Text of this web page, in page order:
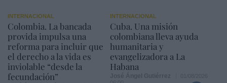
INTERNACIONAL
Colombia. La bancada
provida impulsa una
reforma para incluir que
el derecho a la vida es
inviolable “desde la
fecundación”
INTERNACIONAL
Cuba. Una misión
colombiana lleva ayuda
humanitaria y
evangelizadora a La
Habana